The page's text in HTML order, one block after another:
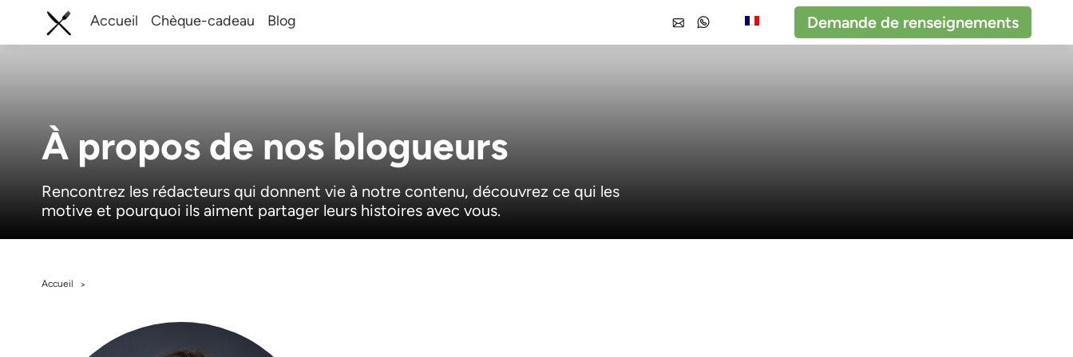
Accueil Chèque-cadeau Blog Demande de renseignements
À propos de nos blogueurs
Rencontrez les rédacteurs qui donnent vie à notre contenu, découvrez ce qui les
motive et pourquoi ils aiment partager leurs histoires avec vous.
Accueil >